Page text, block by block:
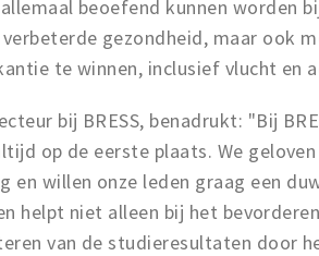
beoefend kunnen worden
gezondheid, maar ook
te winnen, inclusief vlucht en
bij BRESS, benadrukt: "Bij
op de eerste plaats. We
en willen onze leden graag een
helpt niet alleen bij het
van de studieresultaten door